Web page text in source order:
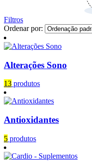
Filtros
Ordenar por:
Alterações Sono
13 produtos
Antioxidantes
5 produtos